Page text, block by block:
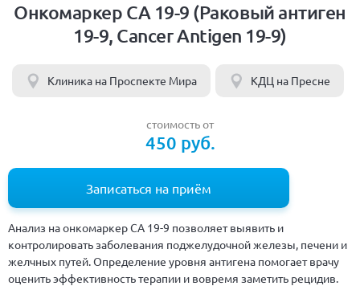
Онкомаркер CA 19-9 (Раковый антиген
19-9, Cancer Antigen 19-9)
Клиника на Проспекте Мира КДЦ на Пресне
стоимость от
450 руб.
Записаться на приём
Анализ на онкомаркер CA 19-9 позволяет выявить и
контролировать заболевания поджелудочной железы, печени и
желчных путей. Определение уровня антигена помогает врачу
оценить эффективность терапии и вовремя заметить рецидив.